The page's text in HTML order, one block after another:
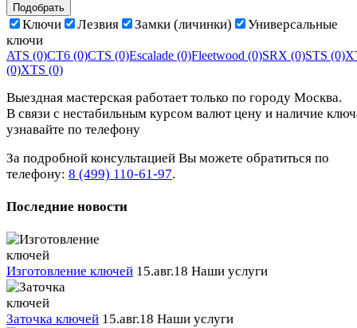
Подобрать
Ключи Лезвия Замки (личинки)
Универсальные
ключи
ATS (0)CT6 (0)CTS (0)Escalade (0)Fleetwood (0)SRX (0)STS (0)
(0)XTS (0)
Выездная мастерская работает только по городу Москва.
В связи с нестабильным курсом валют цену и наличие
узнавайте по телефону
За подробной консультацией Вы можете обратиться по
телефону: 8 (499) 110-61-97.
Последние новости
Изготовление ключей 15.авг.18 Наши услуги
Заточка ключей 15.авг.18 Наши услуги